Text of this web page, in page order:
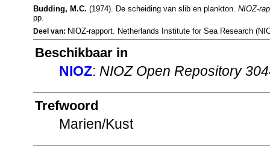
Budding, M.C. (1974). De scheiding van slib en plankton. NIOZ-
pp.
Deel van: NIOZ-rapport. Netherlands Institute for Sea Research
Beschikbaar in
NIOZ: NIOZ Open Repository
Trefwoord
Marien/Kust